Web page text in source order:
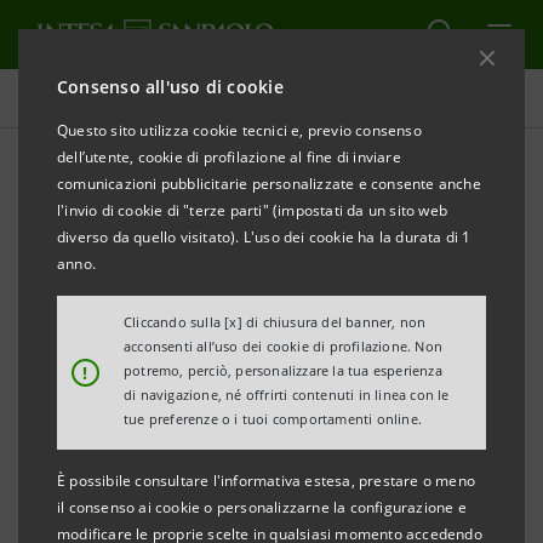
Consenso all'uso di cookie
Questo sito utilizza cookie tecnici e, previo consenso
dell’utente, cookie di profilazione al fine di inviare
comunicazioni pubblicitarie personalizzate e consente anche
l'invio di cookie di "terze parti" (impostati da un sito web
diverso da quello visitato). L'uso dei cookie ha la durata di 1
anno.
!
Cliccando sulla [x] di chiusura del banner, non
acconsenti all’uso dei cookie di profilazione. Non
potremo, perciò, personalizzare la tua esperienza
di navigazione, né offrirti contenuti in linea con le
tue preferenze o i tuoi comportamenti online.
È possibile consultare l'informativa estesa, prestare o meno
il consenso ai cookie o personalizzarne la configurazione e
modificare le proprie scelte in qualsiasi momento accedendo
Comunicati stampa
STAMPA AGGIORNA
Intesa Sanpaolo confermata negli indici Dow Jones
per la sostenibilità economica, sociale ed
Per il settimo anno consecutivo confermato il
prestigioso riconoscimento
Milano - Torino, 7 settembre 2017– Intesa Sanpaolo
si conferma come uno dei gruppi più attivi al mondo
in termini di sostenibilità economica, sociale e
ambientale. Per il settimo anno consecutivo la Banca